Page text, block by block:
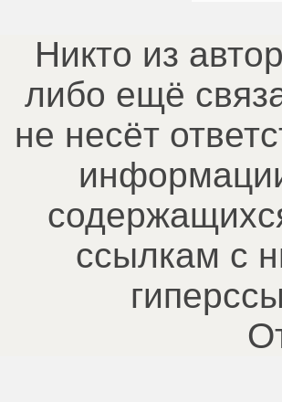
Никто из
либо ещё
не несёт
ссылкам с